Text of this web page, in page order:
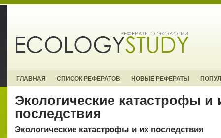
ГЛАВНАЯ СПИСОК РЕФЕРАТОВ НОВЫЕ РЕФЕРАТЫ
Экологические катастрофы и
последствия
Экологические катастрофы и их последствия